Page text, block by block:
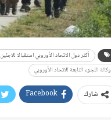
أكثر دول الاتحاد الأوروبي استقبالا للاجئين
وكالة اللجوء التابعة للاتحاد الأوروبي
شارك Facebook